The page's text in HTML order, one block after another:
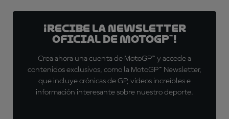
¡Recibe la Newsletter
oficial de MotoGP™!
Crea ahora una cuenta de MotoGP™ y accede a
contenidos exclusivos, como la MotoGP™ Newsletter,
que incluye crónicas de GP, vídeos increíbles e
información interesante sobre nuestro deporte.